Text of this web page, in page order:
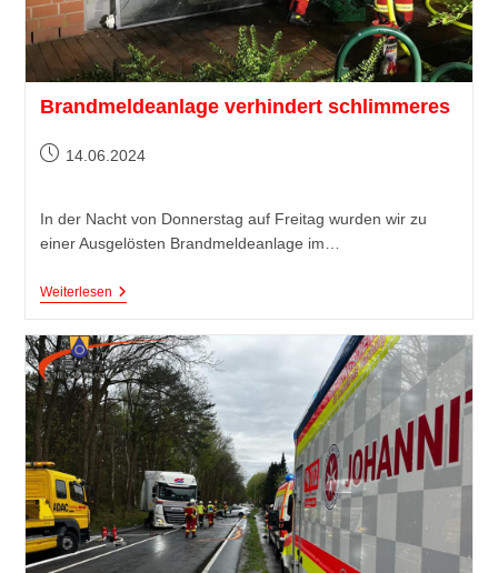
Brandmeldeanlage verhindert schlimmeres
14.06.2024
In der Nacht von Donnerstag auf Freitag wurden wir zu
einer Ausgelösten Brandmeldeanlage im…
Weiterlesen